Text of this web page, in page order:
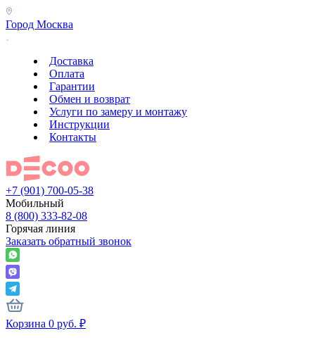
Город Москва
Доставка
Оплата
Гарантии
Обмен и возврат
Услуги по замеру и монтажу
Инструкции
Контакты
+7 (901) 700-05-38
Мобильный
8 (800) 333-82-08
Горячая линия
Заказать обратный звонок
Корзина 0 руб. ₽